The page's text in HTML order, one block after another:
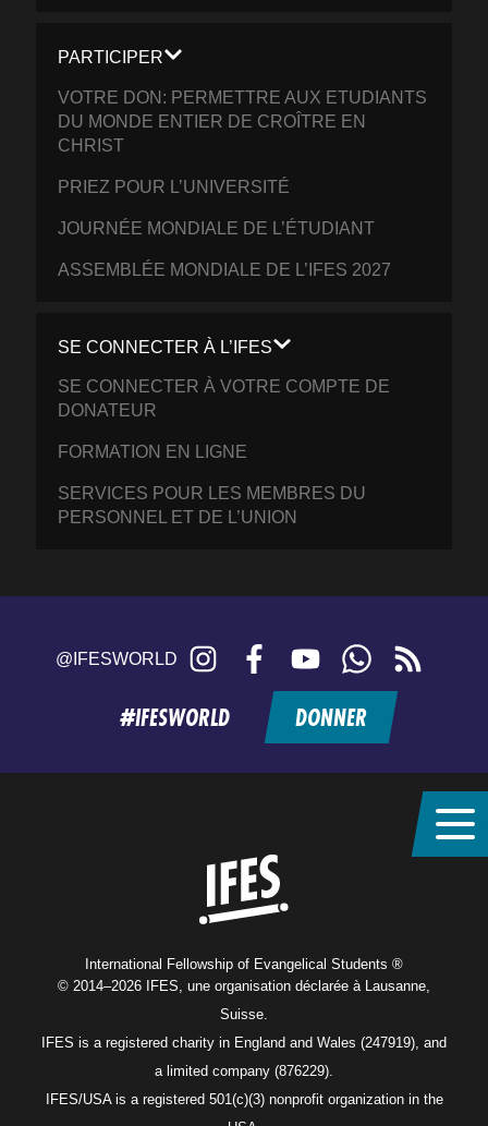
PARTICIPER
VOTRE DON: PERMETTRE AUX ETUDIANTS
DU MONDE ENTIER DE CROÎTRE EN
CHRIST
PRIEZ POUR L’UNIVERSITÉ
JOURNÉE MONDIALE DE L’ÉTUDIANT
ASSEMBLÉE MONDIALE DE L’IFES 2027
SE CONNECTER À L’IFES
SE CONNECTER À VOTRE COMPTE DE
DONATEUR
FORMATION EN LIGNE
SERVICES POUR LES MEMBRES DU
PERSONNEL ET DE L’UNION
@IFESWORLD Instagram FacebookYouTubeWhatsApp
feed
#IFESWORLD DONNER
International Fellowship of Evangelical Students ®
© 2014–2026 IFES, une organisation déclarée à Lausanne,
Suisse.
IFES is a registered charity in England and Wales (247919), and
a limited company (876229).
IFES/USA is a registered 501(c)(3) nonprofit organization in the